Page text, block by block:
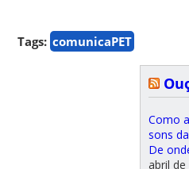
Tags: comunicaPET
Como
sons
De
abril de